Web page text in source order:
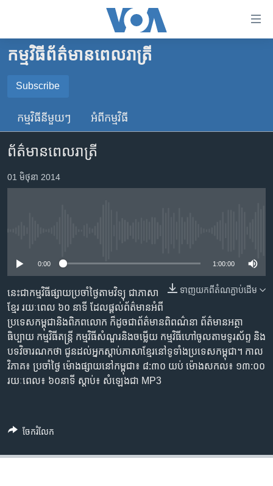
គេហទំព័រ​
ទាក់ទង
រំលង​
ទំព័រ​
ព័ត៌មាន​​
តែ​
ម្តង
រចនា
សម្ព័ន្ធ​
រំលង​
និង​
ចូល​
ទៅ​
កាន់​
ទំព័រ​
កម្ពុជា
អន្តរជាតិ
ចិន
ហេឡូវីអូអេ
កម្ពុជាច្នៃប្រតិដ្ឋ
កម្មវិធីទាំងអស់
Khmer English
បណ្តាញ​សង្គម
ភាសា
កម្មវិធី​ព័ត៌មាន​ពេលរាត្រី
Subscribe
SUBSCRIBE
YouTube Music
កម្មវិធី​នីមួយៗ អំពី​កម្មវិធី​
ព័ត៌មានពេលរាត្រី
01 មិថុនា 2014
0:00 1:00:00
ទាញ​យក​ពី​តំណភ្ជាប់​ដើម
នេះ​ជា​កម្ម​វិធី​ផ្សាយ​ប្រចាំ​ថ្ងៃ​តាម​វិទ្យុ ​ជាភាសា​
ខ្មែរ​ រយៈ​ពេល​ ៦០​ នាទី ដែល​ផ្តល់​ព័ត៌មាន​អំពី​
ប្រទេស​កម្ពុជា​និង​ពិភព​លោក ​ក៏ដូច​ជា​ព័ត៌មាន​ពិពណ៌នា ព័ត៌មាន​អត្ថា​
ធិប្បាយ​ កម្ម​វិធី​តន្ត្រី ​កម្មវិធី​សំណួរ​និង​ចម្លើយ​ កម្ម​វិធី​ហៅ​ចូល​តាម​ទូរ​ស័ព្ទ ​និង
បទ​វិចារណកថា​ ជូន​ដល់​អ្នក​ស្តាប់​ភាសា​ខ្មែរ​នៅ​ទូទាំង​ប្រទេស​កម្ពុជា។ កាល​
វិភាគ៖ ប្រចាំ​ថ្ងៃ ម៉ោង​ផ្សាយ​នៅ​កម្ពុជា៖ ៨:៣០ យប់ ម៉ោង​សកល៖ ១៣:០០
រយៈពេល៖ ៦០​នាទី ស្តាប់​៖ សំឡេង​ជា MP3
ចែករំលែក